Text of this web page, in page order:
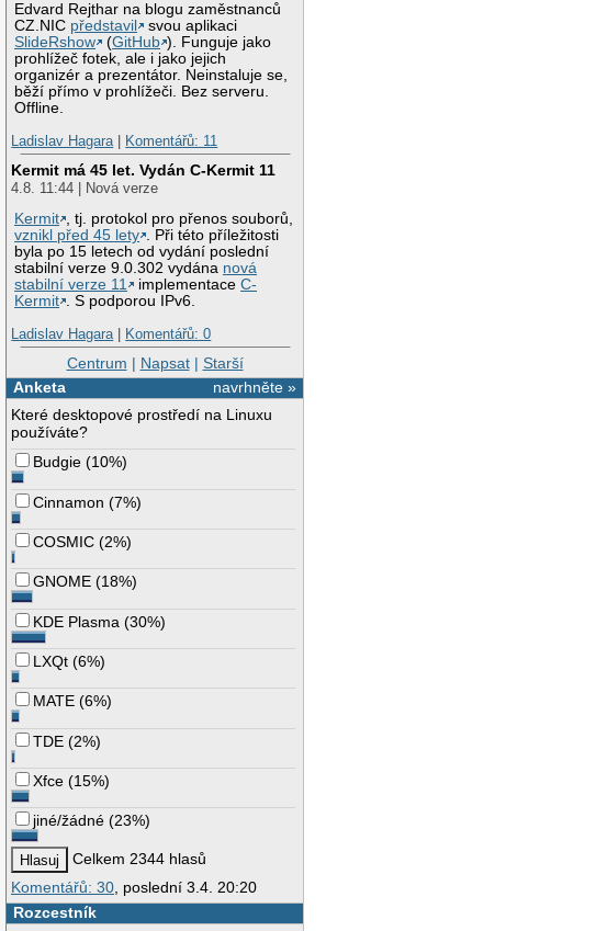
Edvard Rejthar na blogu zaměstnanců
CZ.NIC představil
svou aplikaci
SlideRshow
(GitHub ). Funguje jako
prohlížeč fotek, ale i jako jejich
organizér a prezentátor. Neinstaluje se,
běží přímo v prohlížeči. Bez serveru.
Offline.
Ladislav Hagara| Komentářů: 11
Kermit má 45 let. Vydán C-Kermit 11
4.8. 11:44 | Nová verze
Kermit , tj. protokol pro přenos souborů,
vznikl před 45 lety . Při této příležitosti
byla po 15 letech od vydání poslední
stabilní verze 9.0.302 vydána nová
stabilní verze 11
implementaceC-
Kermit . S podporou IPv6.
Ladislav Hagara| Komentářů: 0
Centrum | Napsat| Starší
navrhněte »
Anketa
Které desktopové prostředí na Linuxu
používáte?
Budgie (10%)
Cinnamon (7%)
COSMIC (2%)
GNOME (18%)
KDE Plasma (30%)
LXQt (6%)
MATE (6%)
TDE (2%)
Xfce (15%)
jiné/žádné (23%)
Celkem 2344 hlasů
Komentářů: 30 , poslední 3.4. 20:20
Rozcestník